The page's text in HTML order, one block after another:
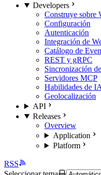
Developers
Construye sobre
Configuración
Autenticación
Integración de
Catálogo de
REST y gRPC
Sincronización
Servidores MCP
Habilidades de IA
Geolocalización
API
Releases
Overview
Application
Platform
RSS